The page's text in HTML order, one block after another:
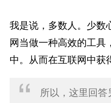
我是说，多数人。少数
网当做一种高效的工具
中。从而在互联网中获
所以，这里回